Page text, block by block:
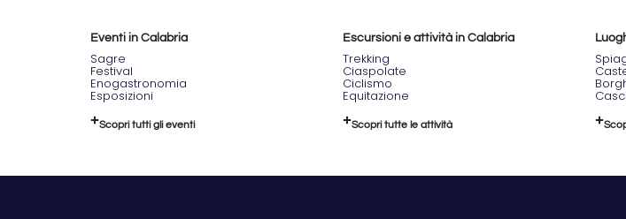
Eventi in Calabria
Sagre
Festival
Enogastronomia
Esposizioni
Scopri tutti gli eventi
Escursioni e attività in Calabria
Trekking
Ciaspolate
Ciclismo
Equitazione
Scopri tutte le attività